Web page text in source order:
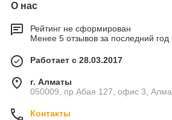
О нас
Рейтинг не сформирован
Менее 5 отзывов за последний год
Работает с 28.03.2017
г. Алматы
050009, пр.Абая 127, офис 3,
Контакты